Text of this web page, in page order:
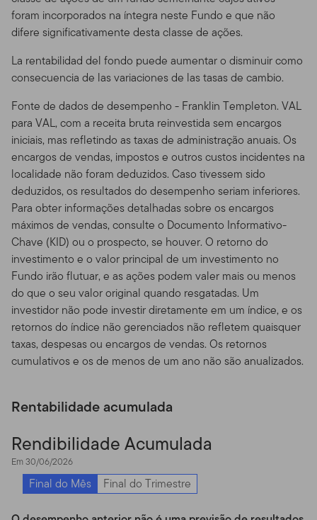
foram incorporados na íntegra neste Fundo e que não
difere significativamente desta classe de ações.
La rentabilidad del fondo puede aumentar o disminuir como
consecuencia de las variaciones de las tasas de cambio.
Fonte de dados de desempenho - Franklin Templeton. VAL
para VAL, com a receita bruta reinvestida sem encargos
iniciais, mas refletindo as taxas de administração anuais. Os
encargos de vendas, impostos e outros custos incidentes na
localidade não foram deduzidos. Caso tivessem sido
deduzidos, os resultados do desempenho seriam inferiores.
Para obter informações detalhadas sobre os encargos
máximos de vendas, consulte o Documento Informativo-
Chave (KID) ou o prospecto, se houver. O retorno do
investimento e o valor principal de um investimento no
Fundo irão flutuar, e as ações podem valer mais ou menos
do que o seu valor original quando resgatadas. Um
investidor não pode investir diretamente em um índice, e os
retornos do índice não gerenciados não refletem quaisquer
taxas, despesas ou encargos de vendas. Os retornos
cumulativos e os de menos de um ano não são anualizados.
Rentabilidade acumulada
Rendibilidade Acumulada
Em 30/06/2026
Final do Mês Final do Trimestre
informação de tais informações através de meios
eletrônicos pela Internet e este consentimento estará
sendo efetivo a cada vez que você usar o Site.
Comunicação Não Solicitada.Nós recebemos com
prazer seu feedback sobre o Site, e usaremos esses
dados para melhorá-lo. Se você nos enviar idéias não
solicitadas ou material de qualquer tipo
("Comunicações") e nós o usarmos para desenvolver ou
vender produtos, serviços, conteúdo, ferramentas ou
informação, você está concordando que possamos
fazê-lo sem lhe compensar de qualquer forma. Ao nos
prover tais Comunicações, você está nos dizendo que
possui todos os direitos dela. isso significa que você a
partir de então garante à Franklin Templeton uma
licença perpétua, mundial irrevogável e livre de
royalties para editar, reproduzir, revelar, transmitir,
publicar ou postar sua Comunicação ou no Site ou em
outro lugar, sem que haja dívida ou obrigação para com
você. A Franklin Templeton é livre para utilizar qualquer
idéia conceito, know-how ou técnicas obtidas através de
comercializar produtos. A menos que digamos o
Privacidade, qualquer comunicação que você envie por
e-mail ou transmita pelo Site pode ser tratada por nós
como não confidencial e sem direito de propriedade.